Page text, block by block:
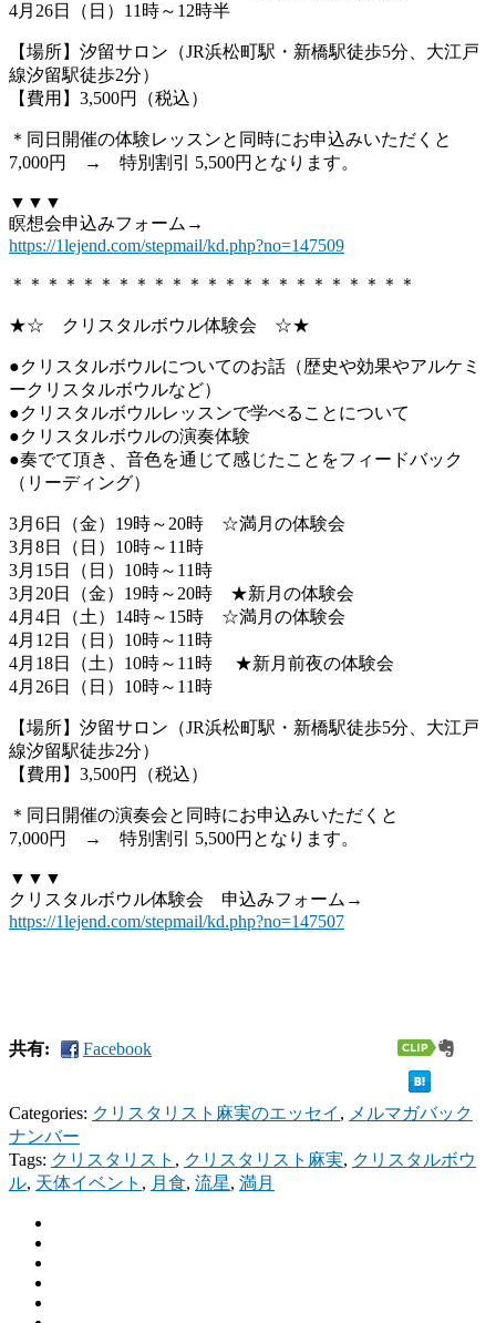
4月26日（日）11時～12時半
【場所】汐留サロン（JR浜松町駅・新橋駅徒歩5分、大江戸
線汐留駅徒歩2分）
【費用】3,500円（税込）
＊同日開催の体験レッスンと同時にお申込みいただくと
7,000円 → 特別割引 5,500円となります。
▼▼▼
瞑想会申込みフォーム→
https://1lejend.com/stepmail/kd.php?no=147509
＊＊＊＊＊＊＊＊＊＊＊＊＊＊＊＊＊＊＊＊＊＊＊
★☆ クリスタルボウル体験会 ☆★
●クリスタルボウルについてのお話（歴史や効果やアルケミ
ークリスタルボウルなど）
●クリスタルボウルレッスンで学べることについて
●クリスタルボウルの演奏体験
●奏でて頂き、音色を通じて感じたことをフィードバック
（リーディング）
3月6日（金）19時～20時 ☆満月の体験会
3月8日（日）10時～11時
3月15日（日）10時～11時
3月20日（金）19時～20時 ★新月の体験会
4月4日（土）14時～15時 ☆満月の体験会
4月12日（日）10時～11時
4月18日（土）10時～11時 ★新月前夜の体験会
4月26日（日）10時～11時
【場所】汐留サロン（JR浜松町駅・新橋駅徒歩5分、大江戸
線汐留駅徒歩2分）
【費用】3,500円（税込）
＊同日開催の演奏会と同時にお申込みいただくと
7,000円 → 特別割引 5,500円となります。
▼▼▼
クリスタルボウル体験会 申込みフォーム→
https://1lejend.com/stepmail/kd.php?no=147507
共有: Facebook
Categories: クリスタリスト麻実のエッセイ , メルマガバック
ナンバー
Tags: クリスタリスト , クリスタリスト麻実, クリスタルボウ
ル, 天体イベント , 月食, 流星, 満月